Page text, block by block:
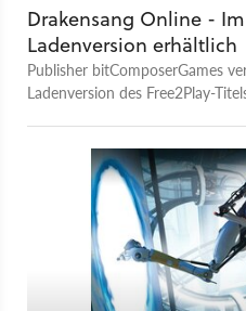
Drakensang Online -
Ladenversion erhältlich
Publisher bitComposerGames
Ladenversion des Free2Play-